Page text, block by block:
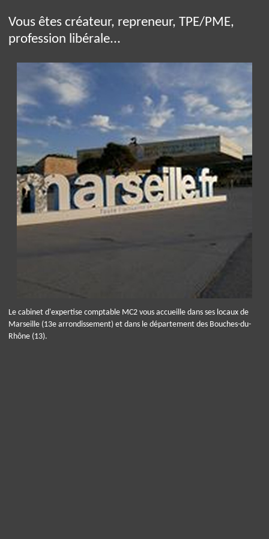
Vous êtes créateur, repreneur, TPE/PME,
profession libérale...
Le cabinet d'expertise comptable MC2 vous accueille dans ses locaux de
Marseille (13e arrondissement) et dans le département des Bouches-du-
Rhône (13).